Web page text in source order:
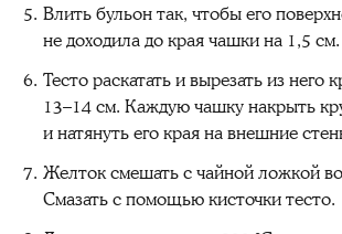
Влить бульон так, чтобы его
не доходила до края чашки на 1,5 см.
Тесто раскатать и вырезать из него
13–14 см. Каждую чашку накрыть
и натянуть его края на внешние
Желток смешать с чайной ложкой
Смазать с помощью кисточки тесто.